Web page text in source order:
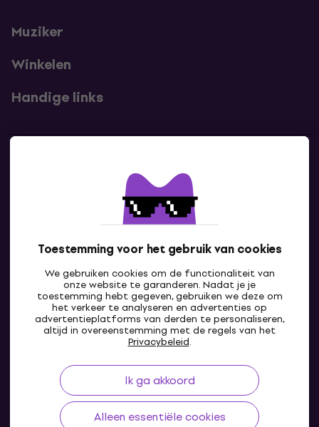
Toestemming voor het gebruik van cookies
We gebruiken cookies om de functionaliteit van
onze website te garanderen. Nadat je je
toestemming hebt gegeven, gebruiken we deze om
het verkeer te analyseren en advertenties op
advertentieplatforms van derden te personaliseren,
altijd in overeenstemming met de regels van het
Privacybeleid.
Ik ga akkoord
Alleen essentiële cookies
Muziker
Winkelen
Handige links
Neem contact met ons op
NL